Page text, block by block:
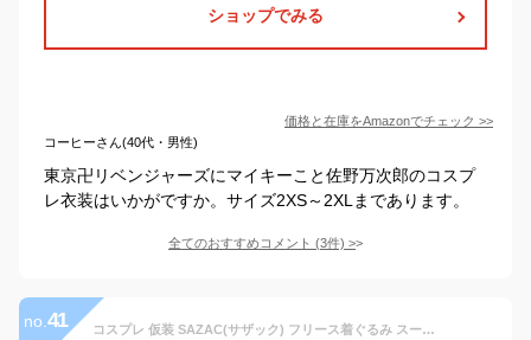
ショップでみる
価格と在庫をAmazonでチェック >>
コーヒーさん(40代・男性)
東京卍リベンジャーズにマイキーこと佐野万次郎のコスプ
レ衣装はいかがですか。サイズ2XS～2XLまであります。
全てのおすすめコメント (3件) >
no. 41 コスプレ 仮装 SAZAC(サザック) フリース着ぐるみ スーパーマリオ マリオ 【 コスプレ 衣装 ハロウィン 仮装 コスチューム アニメ 可愛い パジャマ レディース 着ぐるみ 大人用 メンズ スーパーマリオ ゲームキャラ 男性用 きぐるみ キグルミ かわいい 女性用 余興 】